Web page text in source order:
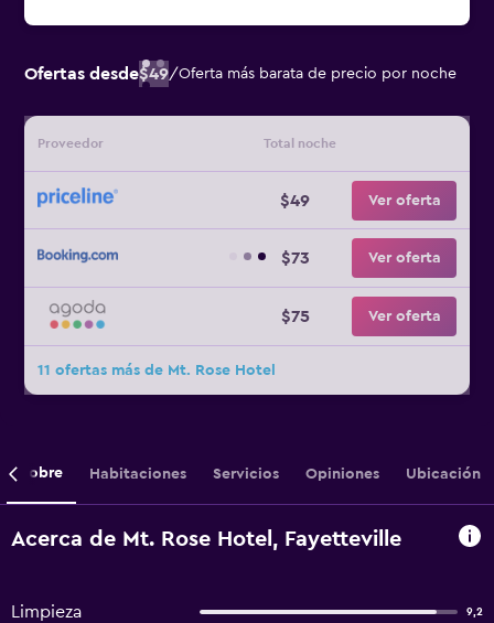
Ofertas desde$49/Oferta más barata de precio por noche
Proveedor Total noche
$49 Ver oferta
$73 Ver oferta
$75 Ver oferta
11 ofertas más de Mt. Rose Hotel
Sobre Habitaciones Servicios Opiniones Ubicación
Acerca de Mt. Rose Hotel, Fayetteville
Limpieza 9,2